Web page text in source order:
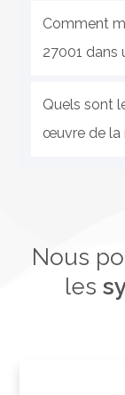
Comment
27001 dans
Quels sont
œuvre de la
Nous
les